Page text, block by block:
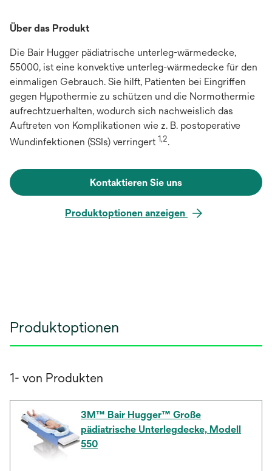
Über das Produkt
Die Bair Hugger pädiatrische unterleg-wärmedecke,
55000, ist eine konvektive unterleg-wärmedecke für den
einmaligen Gebrauch. Sie hilft, Patienten bei Eingriffen
gegen Hypothermie zu schützen und die Normothermie
aufrechtzuerhalten, wodurch sich nachweislich das
Auftreten von Komplikationen wie z. B. postoperative
Wundinfektionen (SSIs) verringert1,2.
Kontaktieren Sie uns
Produktoptionen anzeigen
Produktoptionen
1- von Produkten
3M™ Bair Hugger™ Große
pädiatrische Unterlegdecke, Modell
550